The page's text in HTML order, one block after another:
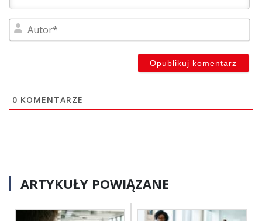
0 KOMENTARZE
ARTYKUŁY POWIĄZANE